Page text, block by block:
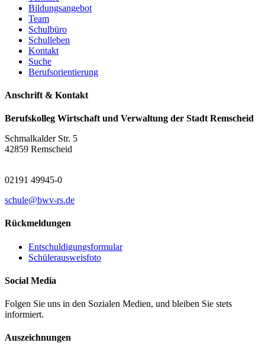
Bildungsangebot
Team
Schulbüro
Schulleben
Kontakt
Suche
Berufsorientierung
Anschrift & Kontakt
Berufskolleg Wirtschaft und Verwaltung der Stadt Remscheid
Schmalkalder Str. 5
42859 Remscheid
02191 49945-0
schule@bwv-rs.de
Rückmeldungen
Entschuldigungsformular
Schülerausweisfoto
Social Media
Folgen Sie uns in den Sozialen Medien, und bleiben Sie stets
informiert.
Auszeichnungen